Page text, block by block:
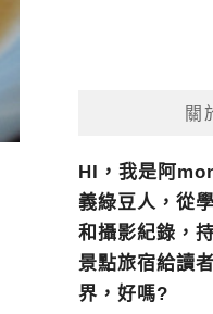
關
HI，我是阿
義綠豆人，從
和攝影紀錄，
景點旅宿給讀
界，好嗎?